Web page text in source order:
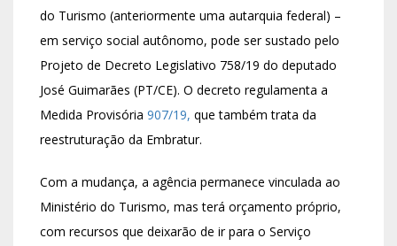
do Turismo (anteriormente uma autarquia federal) –
em serviço social autônomo, pode ser sustado pelo
Projeto de Decreto Legislativo 758/19 do deputado
José Guimarães (PT/CE). O decreto regulamenta a
Medida Provisória 907/19, que também trata da
reestruturação da Embratur.
Com a mudança, a agência permanece vinculada ao
Ministério do Turismo, mas terá orçamento próprio,
com recursos que deixarão de ir para o Serviço